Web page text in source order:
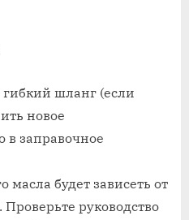
шланг (если
новое
в заправочное
масла будет зависеть от
руководство